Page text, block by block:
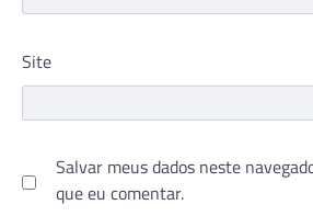
Site
Salvar meus dados neste
que eu comentar.